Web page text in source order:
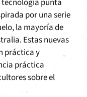
tecnología punta
por una serie
la mayoría de
Estas nuevas
práctica y
práctica
sobre el